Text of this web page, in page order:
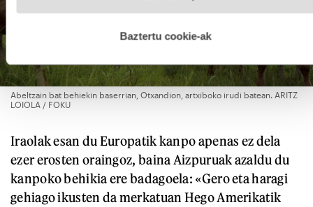
esplizitua ematen diguzu.Gehiago irakurri
Baztertu cookie-ak
Abeltzain bat behiekin baserrian, Otxandion, artxiboko irudi batean. ARITZ
LOIOLA / FOKU
Iraolak esan du Europatik kanpo apenas ez dela
ezer erosten oraingoz, baina Aizpuruak azaldu du
kanpoko behikia ere badagoela: «Gero eta haragi
gehiago ikusten da merkatuan Hego Amerikatik